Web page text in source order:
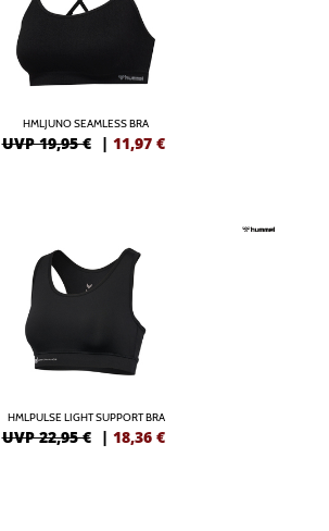
HMLJUNO SEAMLESS BRA
UVP 19,95 € | 11,97 €
HMLPULSE LIGHT SUPPORT BRA
UVP 22,95 € | 18,36 €